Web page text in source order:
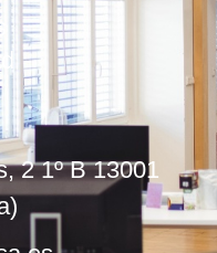
2 1º B 13001